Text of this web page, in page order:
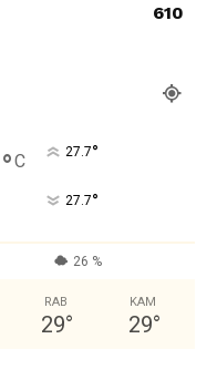
610
°C 27.7°
27.7°
26 %
RAB
29°
KAM
29°